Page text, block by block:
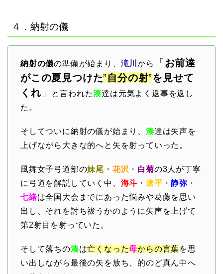
４．納射の儀
納射の儀の準備が始まり、 滝川から 「 お前達
がこの夏見つけた”自分の射”を見せて
くれ」 と言われた湊達は元気よく返事を返し
た。
そしてついに納射の儀が始まり、 湊達は矢声を
上げながら大きな的へと矢を射っていった。
風舞女子弓道部の妹尾 ・ 花沢 ・ 白菊の3人が丁寧
に弓道を解説していく中、 海斗 ・遼平 ・静弥 ・
七緒は全国大会までにあった悩みや葛藤を思い
出し、それを討ち祓うかのように矢声を上げて
第2射目を射っていた。
そして落ちの湊は亡くなった母からの言葉を思
い出しながら最後の矢を放ち、的のど真ん中へ